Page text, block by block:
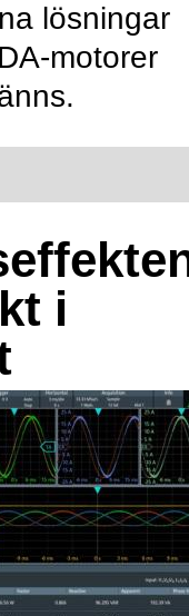
lösningar
motorer
i